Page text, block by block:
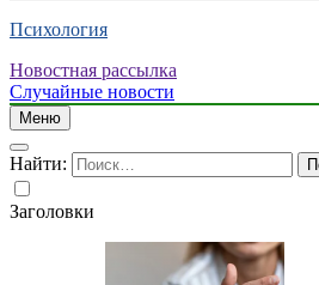
Психология
Новостная рассылка
Случайные новости
Меню
Найти:
Заголовки